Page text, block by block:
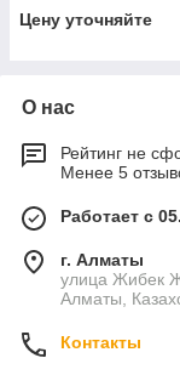
Цену уточняйте
О нас
Рейтинг не
Менее 5
Работает с
г. Алматы
улица Жибек
Алматы,
Контакты